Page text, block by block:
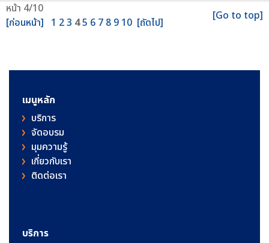
หน้า 4/10
[ก่อนหน้า] 1 23 45 6 7 8 9 10 [ถัดไป] [Go to top]
เมนูหลัก
บริการ
จัดอบรม
มุมความรู้
เกี่ยวกับเรา
ติดต่อเรา
บริการ